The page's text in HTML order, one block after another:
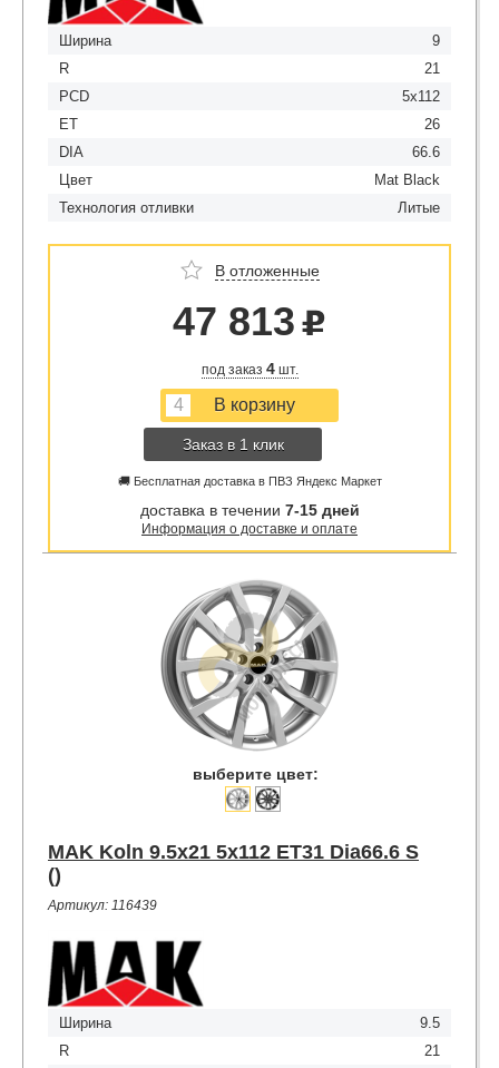
Ширина
9
R
21
PCD
5x112
ET
26
DIA
66.6
Цвет
Mat Black
Технология отливки
Литые
В отложенные
47 813 u
под заказ 4шт.
Заказ в 1 клик
🚚 Бесплатная доставка в ПВЗ Яндекс Маркет
доставка в течении 7-15 дней
Информация о доставке и оплате
выберите цвет:
MAK Koln 9.5x21 5x112 ET31 Dia66.6 S
()
Артикул: 116439
Ширина
9.5
R
21